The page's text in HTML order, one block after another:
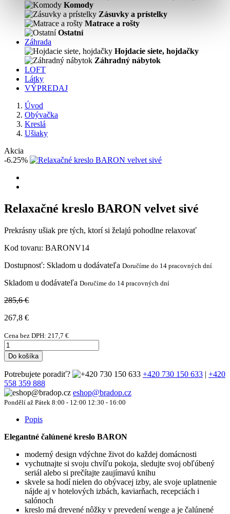
Komody
Zásuvky a prístelky
Matrace a rošty
Ostatní
Záhrada
Hojdacie siete, hojdačky
Záhradný nábytok
LOFT
Látky
VÝPREDAJ
Úvod
Obývačka
Kreslá
Ušiaky
Akcia
-6.25%
Relaxačné kreslo BARON velvet sivé
Prekrásny ušiak pre tých, ktorí si želajú pohodlne relaxovať
Kod tovaru: BARONV14
Dostupnosť: Skladom u dodávateľa Doručíme do 14 pracovných dní
Skladom u dodávateľa Doručíme do 14 pracovných dní
285,6 €
267,8 €
Cena bez DPH: 217,7 €
Do košíka
Potrebujete poradiť? +420 730 150 633 | +420
558 359 888
eshop@bradop.cz
Pondělí až Pátek 8:00 - 12:00 12:30 - 16:00
Popis
Elegantné čalúnené kreslo BARON
moderný design vdýchne život do každej domácnosti
vychutnajte si svoju chvíľu pokoja, sledujte svoj obľúbený
seriál alebo si prečítajte zaujímavú knihu
skvele sa hodí nielen do obývacej izby, ale svoje uplatnenie
nájde aj v hotelových izbách, kaviarňach, recepciách i
salónoch
kreslo má drevené nôžky v prevedení wenge a je čalúnené